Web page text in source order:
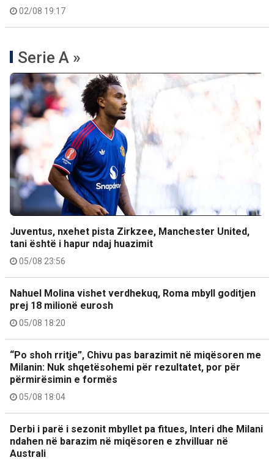
02/08 19:17
Serie A »
Juventus, nxehet pista Zirkzee, Manchester United,
tani është i hapur ndaj huazimit
05/08 23:56
Nahuel Molina vishet verdhekuq, Roma mbyll goditjen
prej 18 milionë eurosh
05/08 18:20
“Po shoh rritje”, Chivu pas barazimit në miqësoren me
Milanin: Nuk shqetësohemi për rezultatet, por për
përmirësimin e formës
05/08 18:04
Derbi i parë i sezonit mbyllet pa fitues, Interi dhe Milani
ndahen në barazim në miqësoren e zhvilluar në
Australi